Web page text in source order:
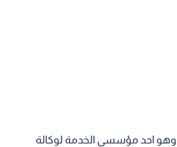
وهو احد مؤسسي الخدمة لوكالة